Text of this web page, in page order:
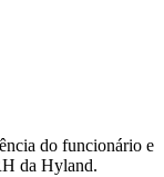
do funcionário e
da Hyland.